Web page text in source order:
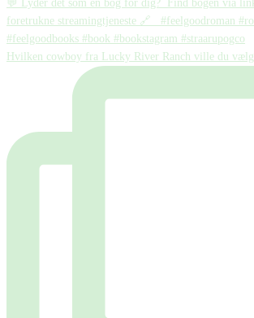
Hvilken cowboy fra Lucky River Ranch ville du vælg